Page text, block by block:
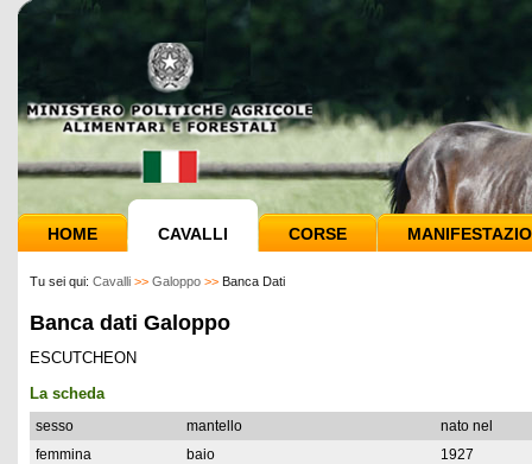
HOME CAVALLI CORSE
Tu sei qui: Cavalli >> Galoppo >> Banca Dati
Banca dati Galoppo
ESCUTCHEON
La scheda
sesso mantello
nato nel
femmina
baio 1927